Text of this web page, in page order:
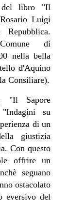
del libro "Il
Luigi
di
nella bella
d'Aquino
Consiliare).
"Il Sapore
su
di un
giustizia
Con questo
offrire un
seguano
ostacolato
eversivo del